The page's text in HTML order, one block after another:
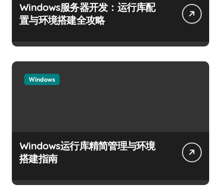
Windows服务器开发：运行库配
置与环境搭建全攻略
Windows
Windows运行库精简管理与环境
搭建指南